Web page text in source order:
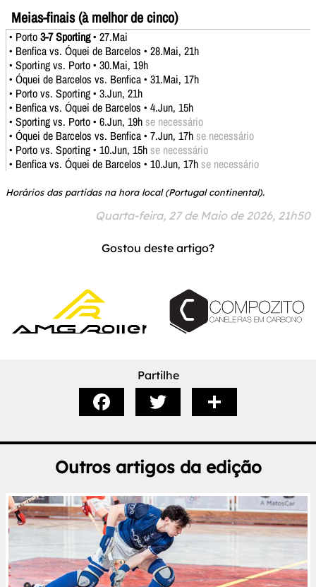
Meias-finais (à melhor de cinco)
• Porto3-7 Sporting• 27.Mai
• Benfica vs. Óquei de Barcelos • 28.Mai, 21h
• Sporting vs. Porto • 30.Mai, 19h
• Óquei de Barcelos vs. Benfica • 31.Mai, 17h
• Porto vs. Sporting • 3.Jun, 21h
• Benfica vs. Óquei de Barcelos • 4.Jun, 15h
• Sporting vs. Porto • 6.Jun, 19hse necessário
• Óquei de Barcelos vs. Benfica • 7.Jun, 17hse necessário
• Porto vs. Sporting • 10.Jun, 15hse necessário
• Benfica vs. Óquei de Barcelos • 10.Jun, 17hse necessário
Horários das partidas na hora local (Portugal continental).
Quarta-feira, 27 de Maio de 2026, 21h50
Gostou deste artigo?
Partilhe
Outros artigos da edição